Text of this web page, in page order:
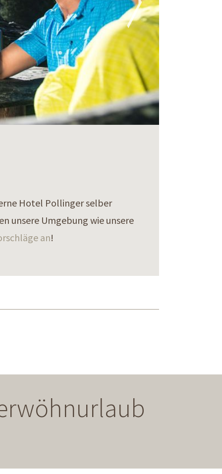
Hotel Pollinger selber
unsere Umgebung wie unsere
an!